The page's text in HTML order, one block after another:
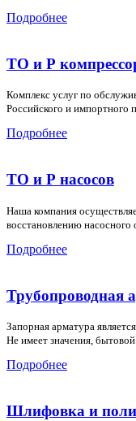
Подробнее
ТО и Р
Комплекс услуг по
Российского и импортного
Подробнее
ТО и Р насосов
Наша компания
восстановлению насосного
Подробнее
Трубопроводная
Запорная арматура
Не имеет значения,
Подробнее
Шлифовка и